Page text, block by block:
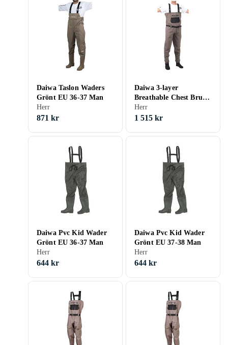
Daiwa Taslon Waders
Grönt EU 36-37 Man
Herr
871 kr
Daiwa 3-layer
Breathable Chest Brun
EU 42-43 Man
Herr
1 515 kr
Daiwa Pvc Kid Wader
Grönt EU 36-37 Man
Herr
644 kr
Daiwa Pvc Kid Wader
Grönt EU 37-38 Man
Herr
644 kr